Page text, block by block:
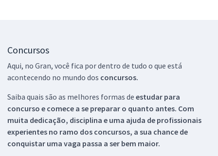
Concursos
Aqui, no Gran, você fica por dentro de tudo o que está
acontecendo no mundo dos concursos.
Saiba quais são as melhores formas de estudar para
concurso e comece a se preparar o quanto antes. Com
muita dedicação, disciplina e uma ajuda de profissionais
experientes no ramo dos concursos, a sua chance de
conquistar uma vaga passa a ser bem maior.